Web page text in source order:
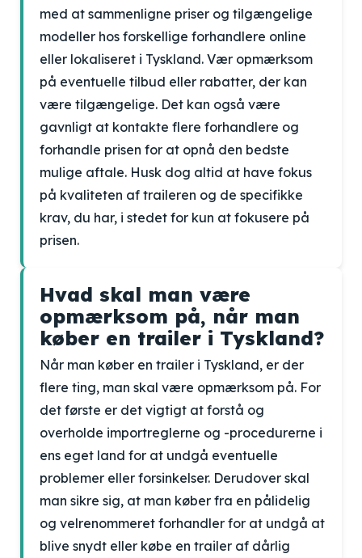
med at sammenligne priser og tilgængelige
modeller hos forskellige forhandlere online
eller lokaliseret i Tyskland. Vær opmærksom
på eventuelle tilbud eller rabatter, der kan
være tilgængelige. Det kan også være
gavnligt at kontakte flere forhandlere og
forhandle prisen for at opnå den bedste
mulige aftale. Husk dog altid at have fokus
på kvaliteten af traileren og de specifikke
krav, du har, i stedet for kun at fokusere på
prisen.
Hvad skal man være
opmærksom på, når man
køber en trailer i Tyskland?
Når man køber en trailer i Tyskland, er der
flere ting, man skal være opmærksom på. For
det første er det vigtigt at forstå og
overholde importreglerne og -procedurerne i
ens eget land for at undgå eventuelle
problemer eller forsinkelser. Derudover skal
man sikre sig, at man køber fra en pålidelig
og velrenommeret forhandler for at undgå at
blive snydt eller købe en trailer af dårlig